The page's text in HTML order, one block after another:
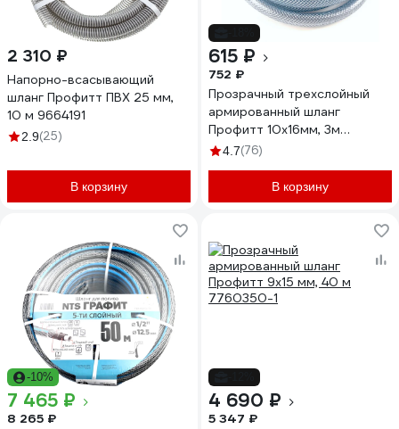
2 310 ₽
Напорно-всасывающий
шланг Профитт ПВХ 25 мм,
10 м 9664191
2.9(25)
В корзину
615 ₽
752 ₽
Прозрачный трехслойный
армированный шланг
Профитт 10х16мм, 3м
4823624
4.7(76)
В корзину
-10%
7 465 ₽
8 265 ₽
4 690 ₽
5 347 ₽